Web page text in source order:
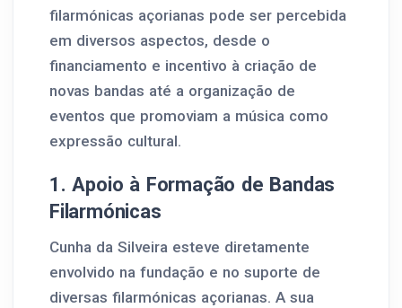
filarmónicas açorianas pode ser percebida
em diversos aspectos, desde o
financiamento e incentivo à criação de
novas bandas até a organização de
eventos que promoviam a música como
expressão cultural.
1. Apoio à Formação de Bandas
Filarmónicas
Cunha da Silveira esteve diretamente
envolvido na fundação e no suporte de
diversas filarmónicas açorianas. A sua